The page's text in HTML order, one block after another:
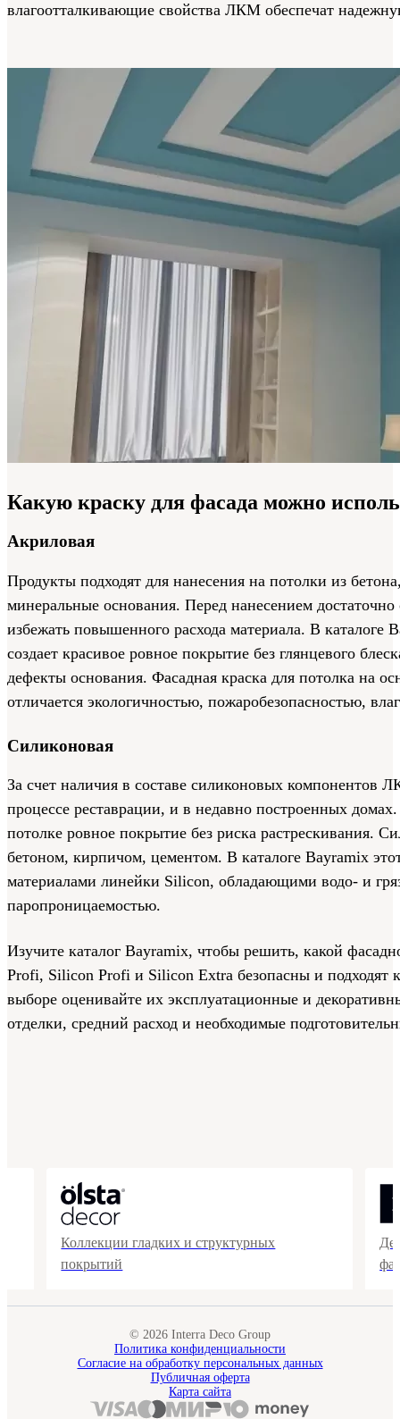
влагоотталкивающие свойства ЛКМ обеспечат
Какую краску для фасада можно
Акриловая
Продукты подходят для нанесения на потолки из
минеральные основания. Перед нанесением достаточно
избежать повышенного расхода материала. В
создает красивое ровное покрытие без глянцевого
дефекты основания. Фасадная краска для потолка на
отличается экологичностью, пожаробезопасностью,
Силиконовая
За счет наличия в составе силиконовых компонентов
процессе реставрации, и в недавно построенных
потолке ровное покрытие без риска растрескивания.
бетоном, кирпичом, цементом. В каталоге Bayramix
материалами линейки Silicon, обладающими водо- и
паропроницаемостью.
Изучите каталог Bayramix, чтобы решить, какой
Profi, Silicon Profi и Silicon Extra безопасны и подходят
выборе оценивайте их эксплуатационные и
отделки, средний расход и необходимые
Коллекции гладких и структурных
покрытий
© 2026 Interra Deco Group
Политика конфиденциальности
Согласие на обработку персональных данных
Публичная оферта
Карта сайта